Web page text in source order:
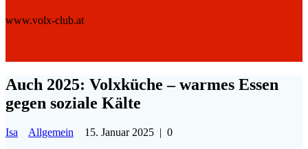
www.volx-club.at
Auch 2025: Volxküche – warmes Essen
gegen soziale Kälte
Isa Allgemein 15. Januar 2025 | 0